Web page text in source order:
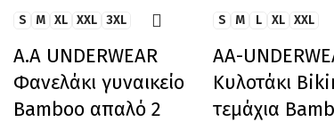
S M XL XXL 3XL
Α.A UNDERWEAR
Φανελάκι γυναικείο
Bamboo απαλό 2
S M L XL XXL
AA-
Κυλοτάκι
τεμάχια